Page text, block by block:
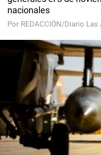
nacionales
Por REDACCIÓN/Diario